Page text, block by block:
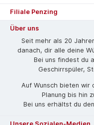
Filiale Penzing
Über uns
Seit mehr als 20
danach, dir alle deine
Bei uns findest du
Geschirrspüler,
Auf Wunsch bieten wir
Planung bis hin
Bei uns erhältst du